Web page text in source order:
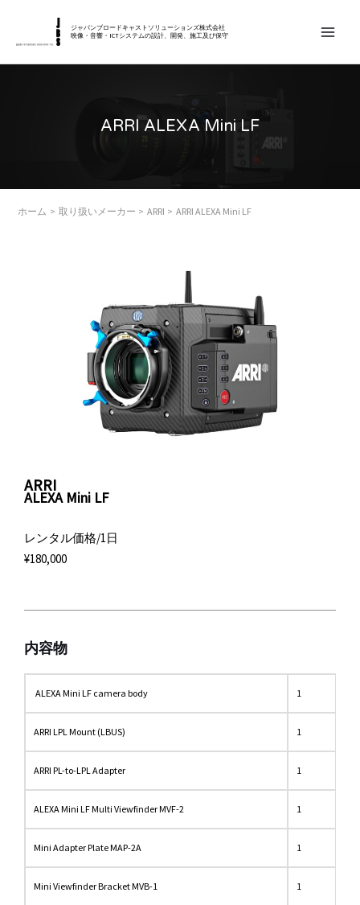
ジャパンブロードキャストソリューションズ株式会社
映像・音響・ICTシステムの設計、開発、施工及び保守
ARRI ALEXA Mini LF
ホーム 取り扱いメーカー ARRI ARRI ALEXA Mini LF
ARRI
ALEXA Mini LF
レンタル価格/1日
¥180,000
内容物
ALEXA Mini LF camera body 1
ARRI LPL Mount (LBUS) 1
ARRI PL-to-LPL Adapter 1
ALEXA Mini LF Multi Viewfinder MVF-2 1
Mini Adapter Plate MAP-2A 1
Mini Viewfinder Bracket MVB-1 1